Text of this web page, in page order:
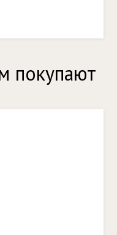
покупают